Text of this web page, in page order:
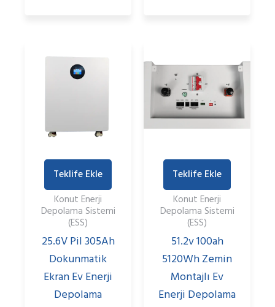
Teklife Ekle
Konut Enerji
Depolama Sistemi
(ESS)
25.6V Pil 305Ah
Dokunmatik
Ekran Ev Enerji
Depolama
Teklife Ekle
Konut Enerji
Depolama Sistemi
(ESS)
51.2v 100ah
5120Wh Zemin
Montajlı Ev
Enerji Depolama